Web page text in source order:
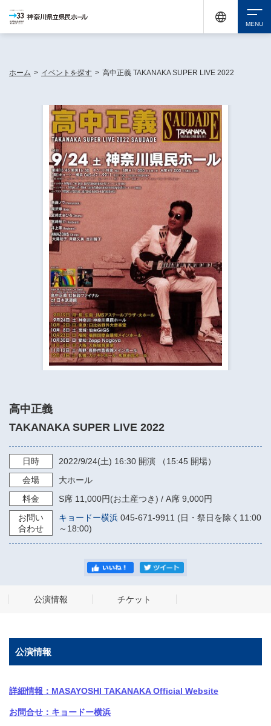
イベントを探す
・ イベント一覧
・ イベントカレンダー
休館中の県民ホールについて
・ 施設概要
・ パイプオルガン
・ 神奈川県民ホールの取り組み
神奈川県立県民ホールSNS
​​​​​​​​​​​​​神奈川県立県民ホール
ギャラリーSNS
チケット購入
ホーム > イベントを探す > 高中正義 TAKANAKA SUPER LIVE 2022
高中正義
TAKANAKA SUPER LIVE 2022
日時 2022/9/24(土) 16:30 開演 （15:45 開場）
会場
大ホール
料金
S席 11,000円(お土産つき) / A席 9,000円
お問い
合わせ
キョードー横浜 045-671-9911 (日・祭日を除く11:00
～18:00)
公演情報 チケット
公演情報
詳細情報：MASAYOSHI TAKANAKA Official Website
お問合せ：キョードー横浜